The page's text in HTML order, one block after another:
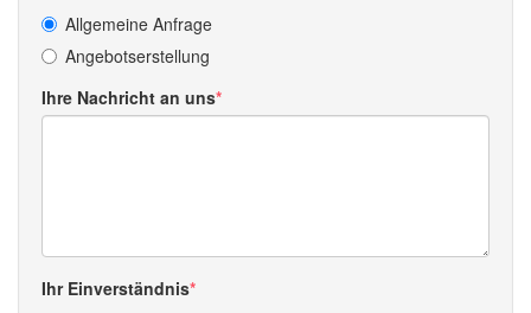
Allgemeine Anfrage
Angebotserstellung
Ihre Nachricht an uns
Ihr Einverständnis